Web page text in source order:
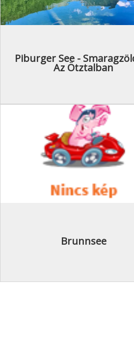
Piburger See -
Az Ötztalban
Brunnsee